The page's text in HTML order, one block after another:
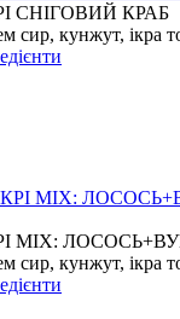
СНІГОВИЙ КРАБ
сир, кунжут, ікра
MIX:
сир, кунжут, ікра